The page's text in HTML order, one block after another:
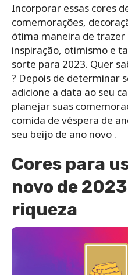
Incorporar essas cores
comemorações,
ótima maneira de trazer
inspiração, otimismo e
sorte para 2023. Quer
? Depois de determinar
adicione a data ao seu
planejar suas
comida de véspera de
seu beijo de ano novo .
Cores para
novo de
riqueza